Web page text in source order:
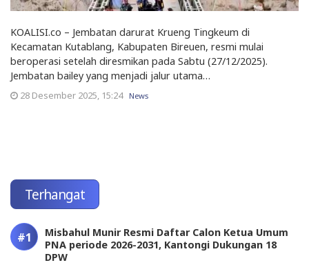
KOALISI.co – Jembatan darurat Krueng Tingkeum di
Kecamatan Kutablang, Kabupaten Bireuen, resmi mulai
beroperasi setelah diresmikan pada Sabtu (27/12/2025).
Jembatan bailey yang menjadi jalur utama…
28 Desember 2025, 15:24 News
Terhangat
Misbahul Munir Resmi Daftar Calon Ketua Umum
PNA periode 2026-2031, Kantongi Dukungan 18
DPW